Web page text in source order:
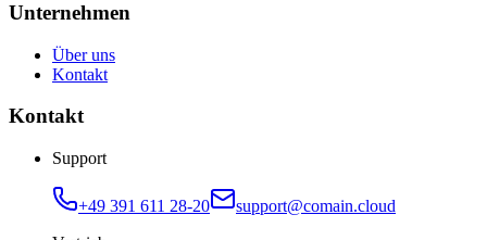
Unternehmen
Über uns
Kontakt
Kontakt
Support
+49 391 611 28-20
support@comain.cloud